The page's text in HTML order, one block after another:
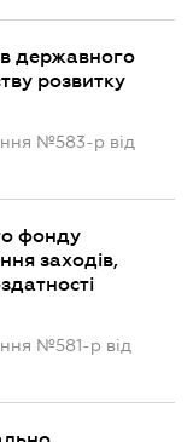
державного
розвитку
№583-р від
фонду
заходів,
№581-р від